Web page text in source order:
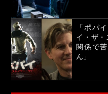
「ポパ
イ・ザ・
関係で
ん」